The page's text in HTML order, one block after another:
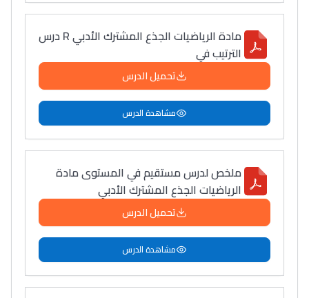
التّطوّعي، التّشبيك و
أشياء أخرى مع مامودو
سامورا
بطلة المغرب فالقفز
الطولي، ملاك البردع
كتحكي على تجربتها
فالرّياضة و الدّراسة
مادة الرياضيات الجذع المشترك الأدبي R درس
الترتيب في
تحميل الدرس
مشاهدة الدرس
ملخص لدرس مستقيم في المستوى مادة
الرياضيات الجذع المشترك الأدبي
تحميل الدرس
مشاهدة الدرس